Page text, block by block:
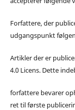
Forfattere, der
udgangspunkt
Artikler der er
4.0 Licens. Dette
forfattere bevarer
ret til første